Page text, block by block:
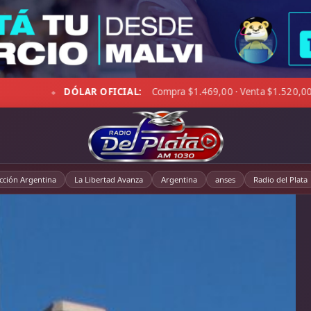
Viento 29 km/h · Hum. 91% ◆ DÓLAR BLUE: Compra
Argentina La Libertad Avanza Argentina anses Radio del Plata